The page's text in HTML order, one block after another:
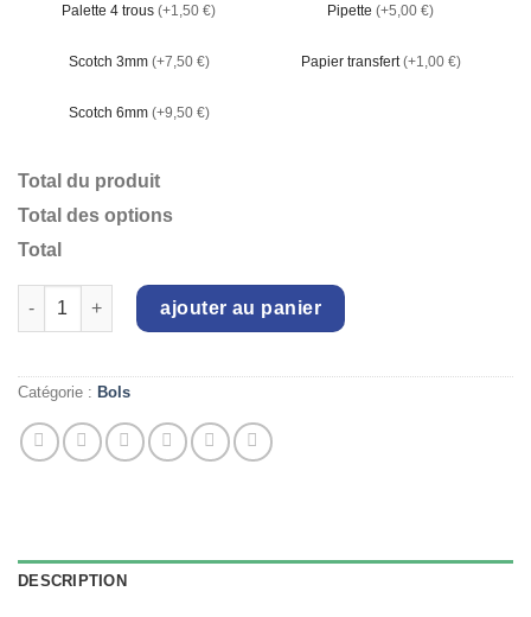
Palette 4 trous (+1,50 €) Pipette (+5,00 €)
Scotch 3mm (+7,50 €) Papier transfert(+1,00 €)
Scotch 6mm (+9,50 €)
Total du produit
Total des options
Total
quantité de Bol Mat
ajouter au panier
Catégorie : Bols
DESCRIPTION